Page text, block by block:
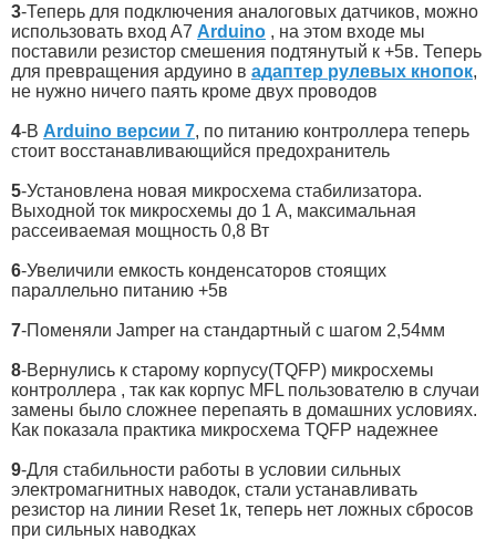
3-Теперь для подключения аналоговых датчиков, можно
использовать вход A7 Arduino , на этом входе мы
поставили резистор смешения подтянутый к +5в. Теперь
для превращения ардуино в адаптер рулевых кнопок,
не нужно ничего паять кроме двух проводов
4-В Arduino версии 7, по питанию контроллера теперь
стоит восстанавливающийся предохранитель
5-Установлена новая микросхема стабилизатора.
Выходной ток микросхемы до 1 А, максимальная
рассеиваемая мощность 0,8 Вт
6-Увеличили емкость конденсаторов стоящих
параллельно питанию +5в
7-Поменяли Jamper на стандартный с шагом 2,54мм
8-Вернулись к старому корпусу(TQFP) микросхемы
контроллера , так как корпус MFL пользователю в случаи
замены было сложнее перепаять в домашних условиях.
Как показала практика микросхема TQFP надежнее
9-Для стабильности работы в условии сильных
электромагнитных наводок, стали устанавливать
резистор на линии Reset 1к, теперь нет ложных сбросов
при сильных наводках